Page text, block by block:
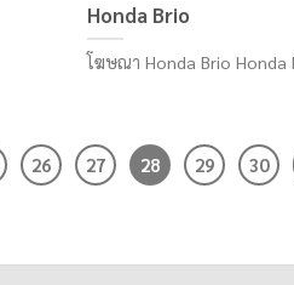
Honda Brio
โฆษณา Honda Brio Honda
26 27 28 29 30